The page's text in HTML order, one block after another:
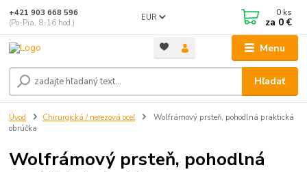
Menu
EUR
Hľadať
+421 903 668 596
(Po-Pia, 8-16 hod.)
0 ks
za 0 €
Úvod Chirurgická / nerezová oceľ
Wolfrámový prsteň, pohodlná praktická
obrúčka
Wolfrámový prsteň, pohodlná